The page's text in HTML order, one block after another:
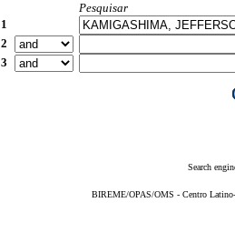
Pesquisar
1
2
3
Search
BIREME/OPAS/OMS - Centro Latino-